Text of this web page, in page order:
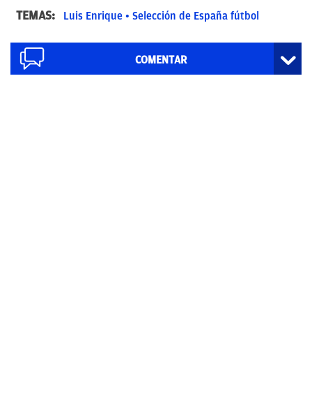
TEMAS: Luis Enrique Selección de España fútbol
COMENTAR